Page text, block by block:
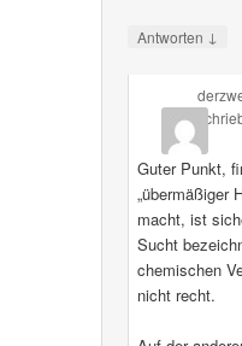
Antworten ↓
Guter Punkt,
„übermäßiger
macht, ist
Sucht
chemischen
nicht recht.